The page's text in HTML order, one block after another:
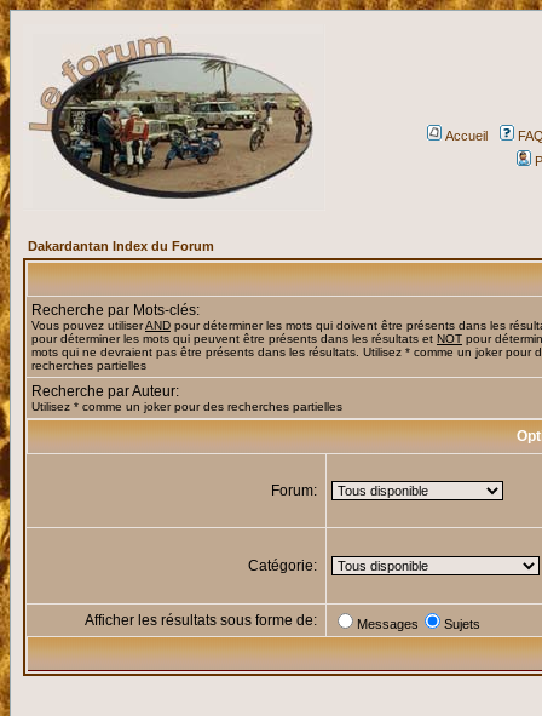
Accueil
Dakardantan Index du Forum
Recherche par Mots-clés:
Vous pouvez utiliserAND pour déterminer les mots qui doivent être présents dans les
pour déterminer les mots qui peuvent être présents dans les résultats et NOT pour
mots qui ne devraient pas être présents dans les résultats. Utilisez * comme un joker pour
recherches partielles
Recherche par Auteur:
Utilisez * comme un joker pour des recherches partielles
Forum:
Catégorie:
Afficher les résultats sous forme de: Messages Sujets